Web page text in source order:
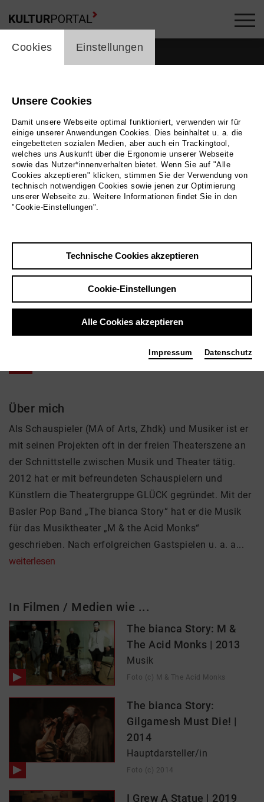
Victor Moser
Tags
Über mich
Als Schauspieler (MA of Arts, Zhdk) und Musiker ist er
mit seinen Projekten oft in der freien Theaterszene an
der Schnittstelle zwischen Musik und Theater tätig.
2012 hat er mit befreundeten Schauspielern und
Künstlern die Theatergruppe GLÜCK gegründet. Mit der
Basler Pop Band „The bianca Story“ hat er die Musik
für das Musiktheater „M & the Acid Monks“
geschrieben. Nach erfolgreichen Gastspielen u. a. a...
weiterlesen
In Filmen / Medien wie ...
The bianca Story: M &
The Acid Monks | 2013
Musik
Foto (c) M & The Acid Monks
The bianca Story:
Gilgamesh Must Die! |
2014
Hauptdarsteller/in
Foto (c) 2014
I Grew A Statue | 2019
cookie_layer
Cookies Einstellungen
Unsere Cookies
Damit unsere Webseite optimal funktioniert, verwenden wir für
einige unserer Anwendungen Cookies. Dies beinhaltet u. a. die
eingebetteten sozialen Medien, aber auch ein Trackingtool,
welches uns Auskunft über die Ergonomie unserer Webseite
sowie das Nutzer*innenverhalten bietet. Wenn Sie auf "Alle
Cookies akzeptieren" klicken, stimmen Sie der Verwendung von
technisch notwendigen Cookies sowie jenen zur Optimierung
unserer Webseite zu. Weitere Informationen findet Sie in den
"Cookie-Einstellungen".
Technische Cookies akzeptieren
Cookie-Einstellungen
Alle Cookies akzeptieren
Impressum Datenschutz